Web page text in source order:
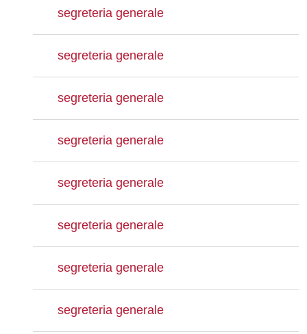
segreteria generale
segreteria generale
segreteria generale
segreteria generale
segreteria generale
segreteria generale
segreteria generale
segreteria generale